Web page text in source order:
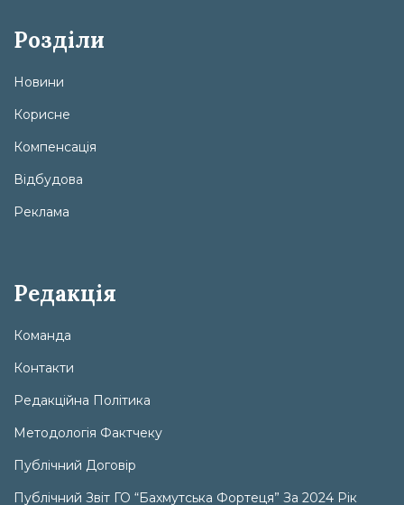
Розділи
Новини
Корисне
Компенсація
Відбудова
Реклама
Редакція
Команда
Контакти
Редакційна Політика
Методологія Фактчеку
Публічний Договір
Публічний Звіт ГО “Бахмутська Фортеця” За 2024 Рік